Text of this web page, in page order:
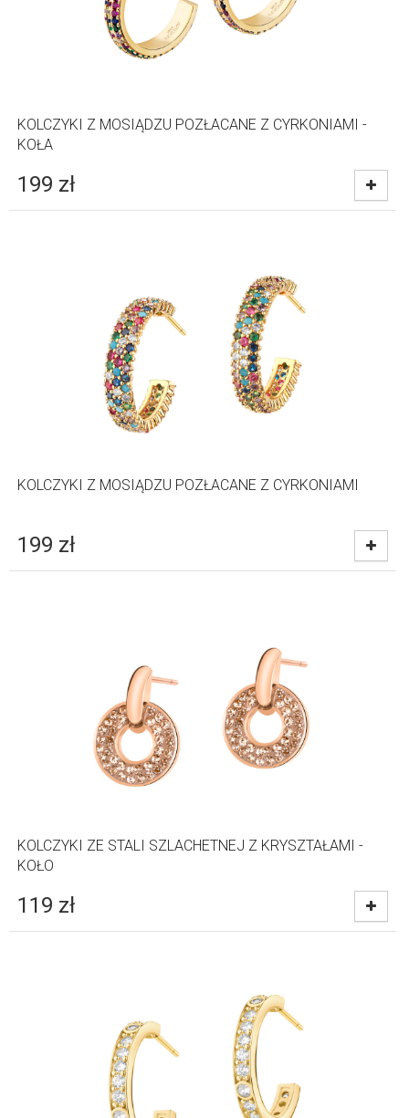
KOLCZYKI Z MOSIĄDZU POZŁACANE Z CYRKONIAMI -
KOŁA
199 zł
KOLCZYKI Z MOSIĄDZU POZŁACANE Z CYRKONIAMI
199 zł
KOLCZYKI ZE STALI SZLACHETNEJ Z KRYSZTAŁAMI -
KOŁO
119 zł